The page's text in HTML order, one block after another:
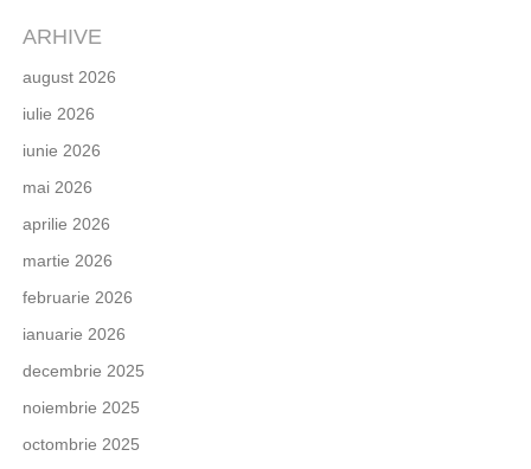
ARHIVE
august 2026
iulie 2026
iunie 2026
mai 2026
aprilie 2026
martie 2026
februarie 2026
ianuarie 2026
decembrie 2025
noiembrie 2025
octombrie 2025